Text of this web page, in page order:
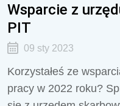
Wsparcie z
PIT
09 sty 2023
Korzystałeś ze
pracy w 2022 roku?